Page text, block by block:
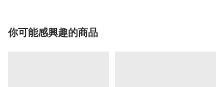
你可能感興趣的商品